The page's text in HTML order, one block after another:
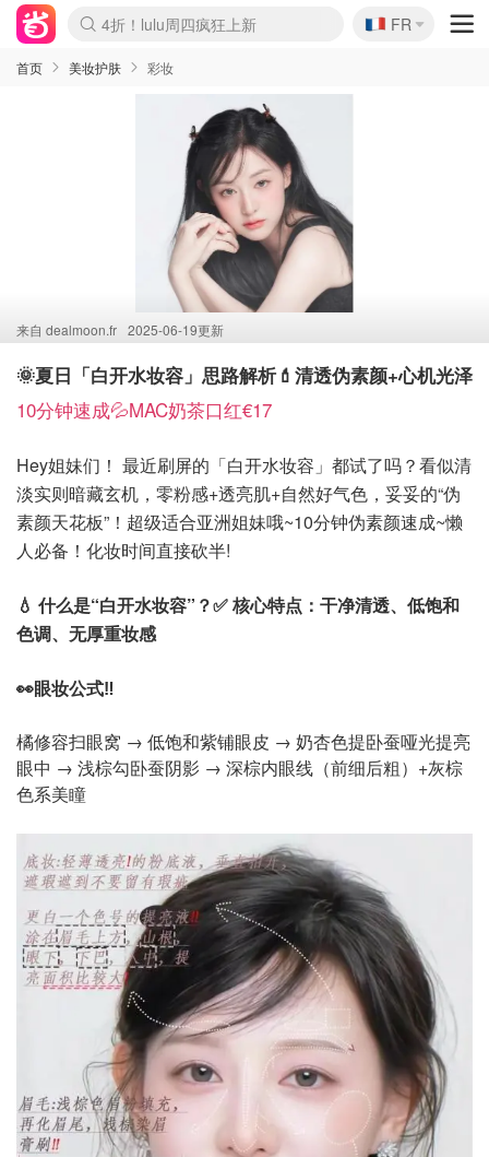
Boticinal 夏促开抢！
4折！lulu周四疯狂上新
还没结束！&OtherStories大促
Joybuy变相75折 随时失效
速领！Stanley独家85折
疑似霸哥！Camper额外叠85折
Zalando 奥莱闪促！每日更新
Moncler反季囤！5折起+叠9折
Coach Brooklyn仅€192
🇫🇷
FR
首页 美妆护肤 彩妆
来自 dealmoon.fr 2025-06-19更新
🌞夏日「白开水妆容」思路解析💄清透伪素颜+心机光泽
10分钟速成💦MAC奶茶口红€17
Hey姐妹们！ 最近刷屏的「白开水妆容」都试了吗？看似清
淡实则暗藏玄机，零粉感+透亮肌+自然好气色，妥妥的“伪
素颜天花板”！超级适合亚洲姐妹哦~10分钟伪素颜速成~懒
人必备！化妆时间直接砍半!
💧 什么是“白开水妆容”？✅ 核心特点：干净清透、低饱和
色调、无厚重妆感
👀眼妆公式‼️
橘修容扫眼窝 → 低饱和紫铺眼皮 → 奶杏色提卧蚕哑光提亮
眼中 → 浅棕勾卧蚕阴影 → 深棕内眼线（前细后粗）+灰棕
色系美瞳